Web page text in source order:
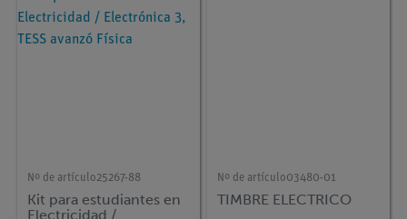
Nº de artículo25267-88
Kit para estudiantes en
Electricidad /
Nº de artículo03480-01
TIMBRE ELECTRICO